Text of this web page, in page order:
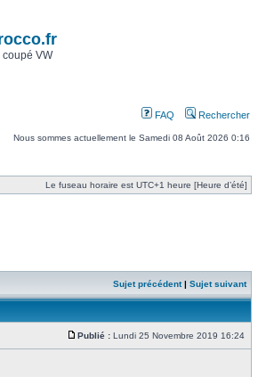
VW
FAQ Rechercher
Nous sommes actuellement le Samedi 08 Août 2026 0:16
Le fuseau horaire est UTC+1 heure [Heure d’été]
Sujet précédent| Sujet suivant
Publié : Lundi 25 Novembre 2019 16:24